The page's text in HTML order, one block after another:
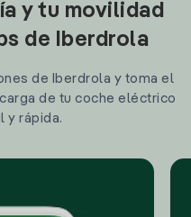
y tu movilidad
de Iberdrola
de Iberdrola y toma el
de tu coche eléctrico
y rápida.